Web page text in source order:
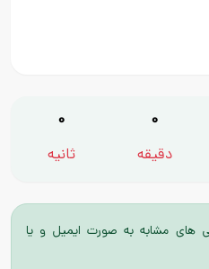
0
دقیقه
0
ثانیه
های مشابه به صورت ایمیل و یا